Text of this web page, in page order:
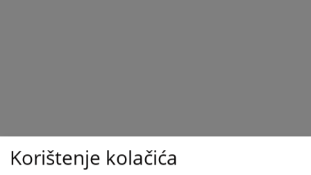
Korištenje kolačića